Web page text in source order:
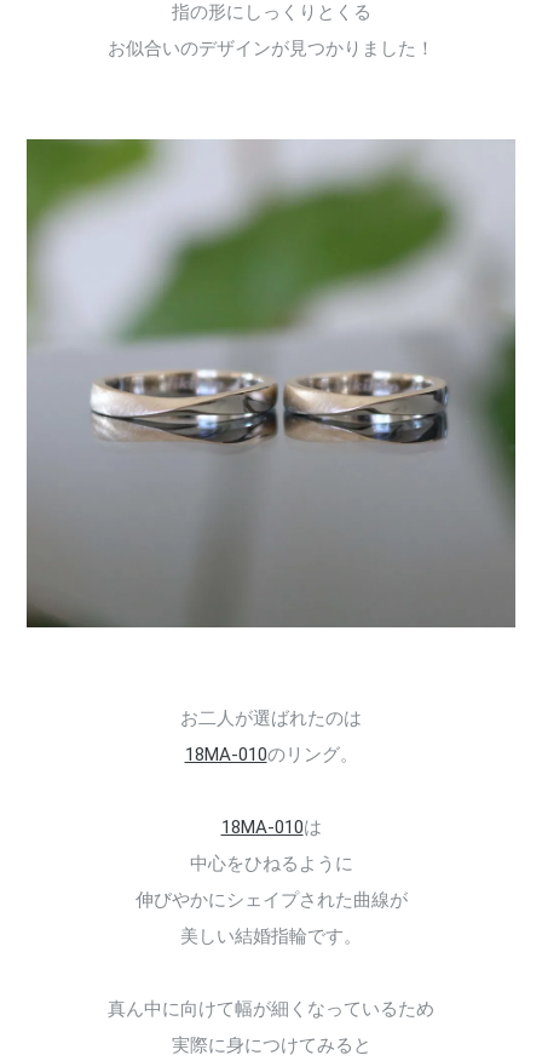
指の形にしっくりとくる
お似合いのデザインが見つかりました！
お二人が選ばれたのは
18MA-010のリング。
18MA-010は
中心をひねるように
伸びやかにシェイプされた曲線が
美しい結婚指輪です。
真ん中に向けて幅が細くなっているため
実際に身につけてみると